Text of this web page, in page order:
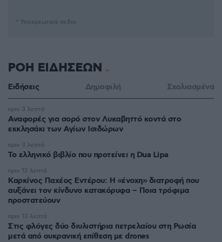
* Υποχρεωτικά πεδία
ΡΟΗ ΕΙΔΗΣΕΩΝ
Ειδήσεις Δημοφιλή Σχολιασμένα
Αναφορές για σορό στον Λυκαβηττό κοντά στο
εκκλησάκι των Αγίων Ισιδώρων
πριν 3 λεπτά
Το ελληνικό βιβλίο που προτείνει η Dua Lipa
πριν 3 λεπτά
Καρκίνος Παχέος Εντέρου: Η «ένοχη» διατροφή που
αυξάνει τον κίνδυνο κατακόρυφα – Ποια τρόφιμα
προστατεύουν
πριν 12 λεπτά
Στις φλόγες δύο διυλιστήρια πετρελαίου στη Ρωσία
μετά από ουκρανική επίθεση με drones
πριν 13 λεπτά